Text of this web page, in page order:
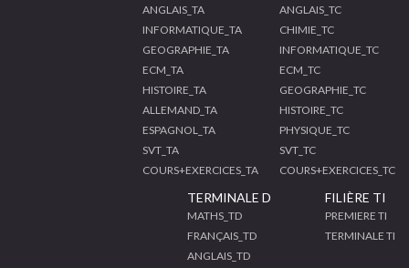
ANGLAIS_TA
INFORMATIQUE_TA
GEOGRAPHIE_TA
ECM_TA
HISTOIRE_TA
ALLEMAND_TA
ESPAGNOL_TA
SVT_TA
COURS+EXERCICES_TA
ANGLAIS_TC
CHIMIE_TC
INFORMATIQUE_TC
ECM_TC
GEOGRAPHIE_TC
HISTOIRE_TC
PHYSIQUE_TC
SVT_TC
COURS+EXERCICES_TC
TERMINALE D
MATHS_TD
FRANÇAIS_TD
ANGLAIS_TD
FILIÈRE TI
PREMIERE TI
TERMINALE TI